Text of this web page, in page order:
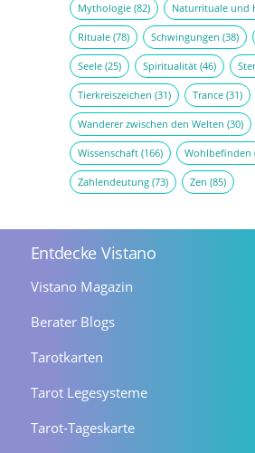
Mythologie(82) Naturrituale und
Rituale(78) Schwingungen (38)
Seele(25) Spiritualität(46)
Tierkreiszeichen (31) Trance(31)
Wanderer zwischen den Welten (30)
Wissenschaft(166) Wohlbefinden
Zahlendeutung(73) Zen (85)
Entdecke Vistano
Vistano Magazin
Berater Blogs
Tarotkarten
Tarot Legesysteme
Tarot-Tageskarte